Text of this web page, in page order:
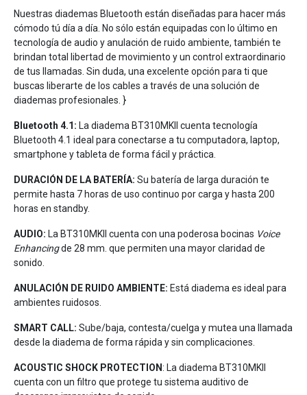
Nuestras diademas Bluetooth están diseñadas para hacer más
cómodo tú día a día. No sólo están equipadas con lo último en
tecnología de audio y anulación de ruido ambiente, también te
brindan total libertad de movimiento y un control extraordinario
de tus llamadas. Sin duda, una excelente opción para ti que
buscas liberarte de los cables a través de una solución de
diademas profesionales. }
Bluetooth 4.1: La diadema BT310MKII cuenta tecnología
Bluetooth 4.1 ideal para conectarse a tu computadora, laptop,
smartphone y tableta de forma fácil y práctica.
DURACIÓN DE LA BATERÍA: Su batería de larga duración te
permite hasta 7 horas de uso continuo por carga y hasta 200
horas en standby.
AUDIO: La BT310MKII cuenta con una poderosa bocinas Voice
Enhancingde 28 mm. que permiten una mayor claridad de
sonido.
ANULACIÓN DE RUIDO AMBIENTE: Está diadema es ideal para
ambientes ruidosos.
SMART CALL: Sube/baja, contesta/cuelga y mutea una llamada
desde la diadema de forma rápida y sin complicaciones.
ACOUSTIC SHOCK PROTECTION: La diadema BT310MKII
cuenta con un filtro que protege tu sistema auditivo de